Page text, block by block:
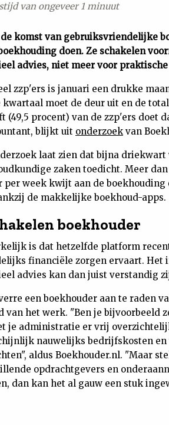
van ongeveer 1 minuut
komst van gebruiksvriendelijke
doen. Ze schakelen
advies, niet meer voor
zzp'ers is januari een drukke
kwartaal moet de deur uit en de
(49,5 procent) van de zzp'ers doet
blijkt uit onderzoek van
laat zien dat bijna
zaken toedicht. Meer
per week kwijt aan de
de makkelijke boekhoud-apps.
boekhouder
is dat hetzelfde platform
financiële zorgen ervaart. Het
advies kan dan juist verstandig
een boekhouder aan te raden
van het werk. "Ben je
je administratie er vrij
nauwelijks bedrijfskosten
aldus Boekhouder.nl. "Maar
opdrachtgevers en
dan kan het al gauw een stuk